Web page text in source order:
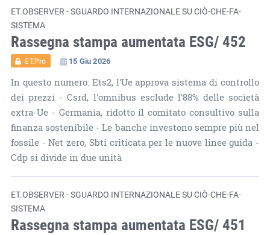
ET.OBSERVER - SGUARDO INTERNAZIONALE SU CIÒ-CHE-FA-
SISTEMA
Rassegna stampa aumentata ESG/ 452
ET.Pro 15 Giu 2026
In questo numero: Ets2, l'Ue approva sistema di controllo
dei prezzi - Csrd, l'omnibus esclude l'88% delle società
extra-Ue - Germania, ridotto il comitato consultivo sulla
finanza sostenibile - Le banche investono sempre più nel
fossile - Net zero, Sbti criticata per le nuove linee guida -
Cdp si divide in due unità
ET.OBSERVER - SGUARDO INTERNAZIONALE SU CIÒ-CHE-FA-
SISTEMA
Rassegna stampa aumentata ESG/ 451